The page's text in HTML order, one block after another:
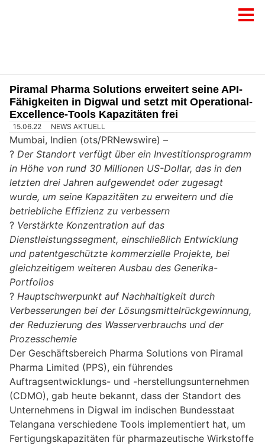
Piramal Pharma Solutions erweitert seine API-
Fähigkeiten in Digwal und setzt mit Operational-
Excellence-Tools Kapazitäten frei
15.06.22 NEWS AKTUELL
Mumbai, Indien (ots/PRNewswire) –
? Der Standort verfügt über ein Investitionsprogramm
in Höhe von rund 30 Millionen US-Dollar, das in den
letzten drei Jahren aufgewendet oder zugesagt
wurde, um seine Kapazitäten zu erweitern und die
betriebliche Effizienz zu verbessern
? Verstärkte Konzentration auf das
Dienstleistungssegment, einschließlich Entwicklung
und patentgeschützte kommerzielle Projekte, bei
gleichzeitigem weiteren Ausbau des Generika-
Portfolios
? Hauptschwerpunkt auf Nachhaltigkeit durch
Verbesserungen bei der Lösungsmittelrückgewinnung,
der Reduzierung des Wasserverbrauchs und der
Prozesschemie
Der Geschäftsbereich Pharma Solutions von Piramal
Pharma Limited (PPS), ein führendes
Auftragsentwicklungs- und -herstellungsunternehmen
(CDMO), gab heute bekannt, dass der Standort des
Unternehmens in Digwal im indischen Bundesstaat
Telangana verschiedene Tools implementiert hat, um
Fertigungskapazitäten für pharmazeutische Wirkstoffe